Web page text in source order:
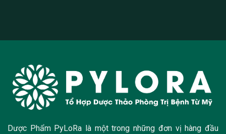
Dược Phẩm PyLoRa là một trong những đơn vị hàng đầu